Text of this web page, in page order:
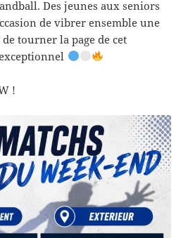
Des jeunes aux seniors
de vibrer ensemble une
tourner la page de cet
!